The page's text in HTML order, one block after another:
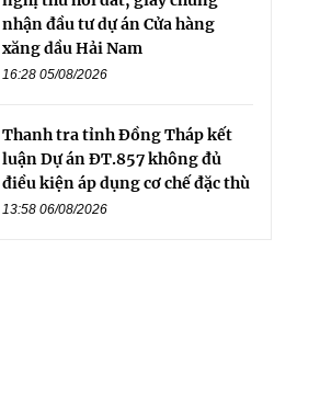
nhận đầu tư dự án Cửa hàng
xăng dầu Hải Nam
16:28 05/08/2026
Thanh tra tỉnh Đồng Tháp kết
luận Dự án ĐT.857 không đủ
điều kiện áp dụng cơ chế đặc thù
13:58 06/08/2026